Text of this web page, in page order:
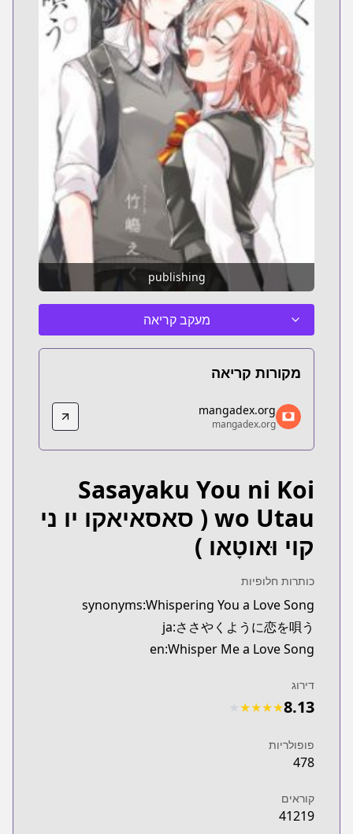
publishing
מעקב קריאה
מקורות קריאה
mangadex.org
mangadex.org
title/db82b170-aa37-4e4c-ab5d-9d1569f502d9
mangadex.org
mangadex.org
Sasayaku You ni Koi
wo Utau ( סאסאיאקו יו ני
קוי וּאוטָאו )
כותרות חלופיות
synonyms:Whispering You a Love Song
ja:ささやくように恋を唄う
en:Whisper Me a Love Song
דירוג
8.13
★
★
★
★
פופולריות
478
קוראים
41219